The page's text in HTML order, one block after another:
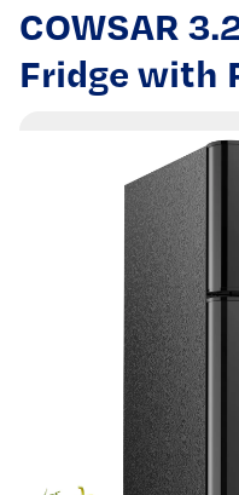
COWSAR
Fridge with